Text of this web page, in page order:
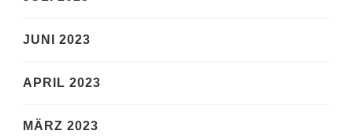
JUNI 2023
APRIL 2023
MÄRZ 2023